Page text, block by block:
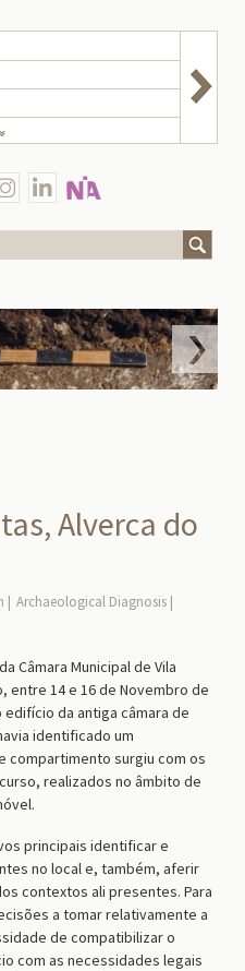
Alverca do
Archaeological Diagnosis
Câmara Municipal de Vila
entre 14 e 16 de Novembro de
da antiga câmara de
identificado um
compartimento surgiu com os
realizados no âmbito de
principais identificar e
no local e, também, aferir
contextos ali presentes. Para
a tomar relativamente a
de compatibilizar o
com as necessidades legais